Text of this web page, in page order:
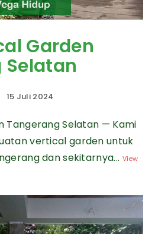
Garden
Selatan
15 Juli 2024
Tangerang Selatan — Kami
vertical garden untuk
dan sekitarnya... View